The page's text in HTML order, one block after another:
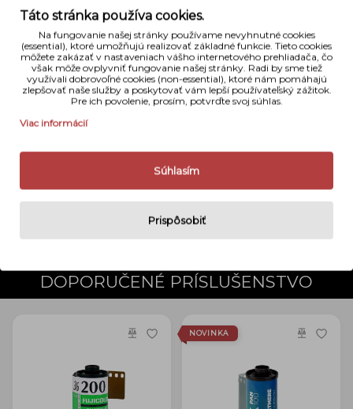
Dátum a čas
Odolnosť voči vode
Nie
Objektív
38 - 140 mm
Zdieľať na
Telefonická
DOPORUČENÉ PRÍSLUŠENSTVO
NOVINKA
Táto stránka používa cookies.
Na fungovanie našej stránky používame nevyhnutné cookies
(essential), ktoré umožňujú realizovať základné funkcie. Tieto cookies
môžete zakázať v nastaveniach vášho internetového prehliadača, čo
však môže ovplyvniť fungovanie našej stránky. Radi by sme tiež
využívali dobrovoľné cookies (non-essential), ktoré nám pomáhajú
zlepšovať naše služby a poskytovať vám lepší používateľský zážitok.
Pre ich povolenie, prosím, potvrďte svoj súhlas.
Viac informácií
Súhlasím
Prispôsobiť